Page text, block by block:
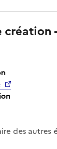
des autres